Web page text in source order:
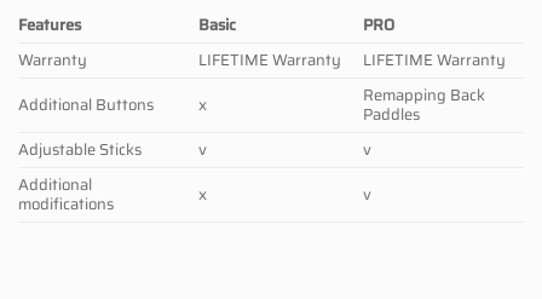
Features Basic
PRO
Warranty
LIFETIME Warranty
LIFETIME Warranty
Additional Buttons
x Remapping Back
Paddles
Adjustable Sticks
v
v
Additional
modifications x v